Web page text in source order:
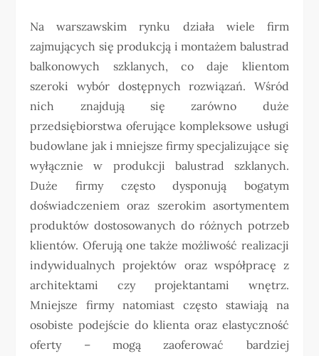
Na warszawskim rynku działa wiele firm
zajmujących się produkcją i montażem balustrad
balkonowych szklanych, co daje klientom
szeroki wybór dostępnych rozwiązań. Wśród
nich znajdują się zarówno duże
przedsiębiorstwa oferujące kompleksowe usługi
budowlane jak i mniejsze firmy specjalizujące się
wyłącznie w produkcji balustrad szklanych.
Duże firmy często dysponują bogatym
doświadczeniem oraz szerokim asortymentem
produktów dostosowanych do różnych potrzeb
klientów. Oferują one także możliwość realizacji
indywidualnych projektów oraz współpracę z
architektami czy projektantami wnętrz.
Mniejsze firmy natomiast często stawiają na
osobiste podejście do klienta oraz elastyczność
oferty – mogą zaoferować bardziej